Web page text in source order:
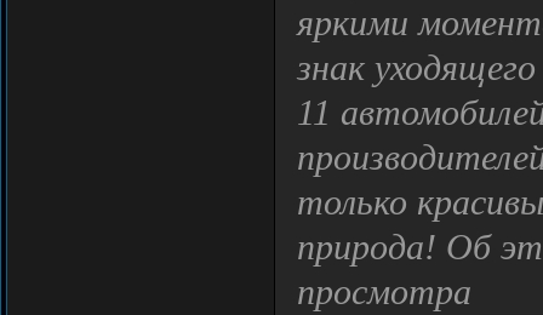
яркими
знак
11
только
природа! Об
просмотра